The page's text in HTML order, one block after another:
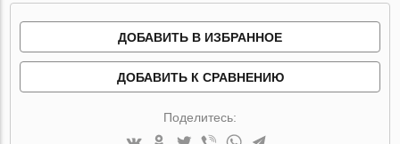
ДОБАВИТЬ В ИЗБРАННОЕ
ДОБАВИТЬ К СРАВНЕНИЮ
Поделитесь: